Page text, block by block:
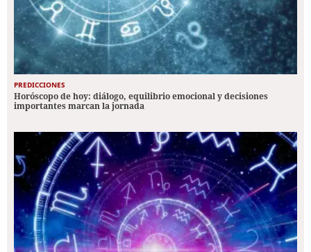
PREDICCIONES
Horóscopo de hoy: diálogo, equilibrio emocional y decisiones
importantes marcan la jornada